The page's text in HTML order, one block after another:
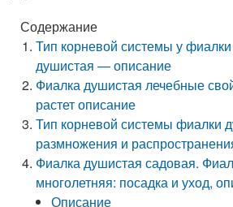
Содержание
Тип корневой системы у
душистая — описание
Фиалка душистая лечебные
растет описание
Тип корневой системы фиалки
размножения и
Фиалка душистая садовая.
многолетняя: посадка и уход,
Описание